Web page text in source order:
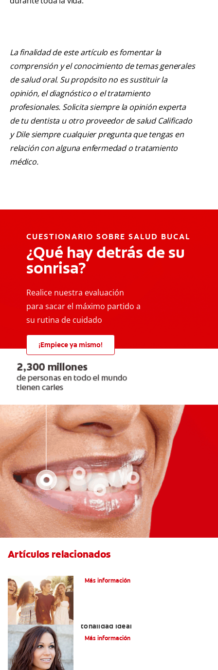
La finalidad de este artículo es fomentar la
comprensión y el conocimiento de temas generales
de salud oral. Su propósito no es sustituir la
opinión, el diagnóstico o el tratamiento
profesionales. Solicita siempre la opinión experta
de tu dentista u otro proveedor de salud Calificado
y Dile siempre cualquier pregunta que tengas en
relación con alguna enfermedad o tratamiento
médico.
CUESTIONARIO SOBRE SALUD BUCAL
¿Qué hay detrás de su
sonrisa?
Realice nuestra evaluación
para sacar el máximo partido a
su rutina de cuidado
¡Empiece ya mismo!
Artículos relacionados
Más información
tonalidad ideal
Más información